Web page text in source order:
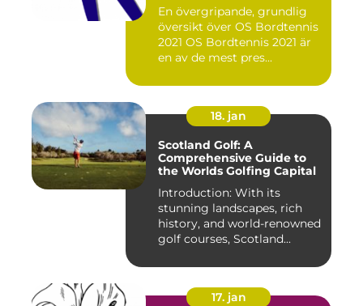
En övergripande, grundlig
översikt över OS Bordtennis
2021 OS Bordtennis 2021 är
en av de mest pres...
18. jan
Scotland Golf: A
Comprehensive Guide to
the Worlds Golfing Capital
Introduction: With its
stunning landscapes, rich
history, and world-renowned
golf courses, Scotland...
17. jan